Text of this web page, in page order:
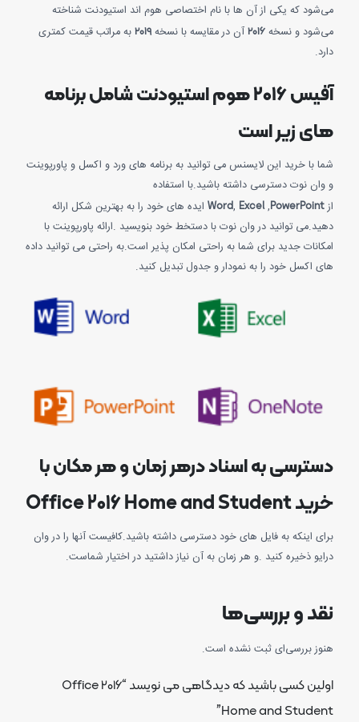
می‌شود که یکی از آن ها با نام اختصاصی هوم اند استیودنت شناخته
می‌شود و نسخه۲۰۱۶آن در مقایسه با نسخه۲۰۱۹به مراتب قیمت کمتری
دارد.
آفیس ۲۰۱۶ هوم استیودنت شامل برنامه
های زیر است
شما با خرید این لایسنس می توانید به برنامه های ورد و اکسل و پاورپوینت
و وان نوت دسترسی داشته باشید.با استفاده
از
Word, Excel,PowerPoint
ایده های خود را به بهترین شکل ارائه
دهید.می توانید در وان نوت با دستخط خود بنویسید .ارائه پاورپوینت با
امکانات جدید برای شما به راحتی امکان پذیر است.به راحتی می توانید داده
های اکسل خود را به نمودار و جدول تبدیل کنید.
دسترسی به اسناد درهر زمان و هر مکان با
خرید Office 2016 Home and Student
برای اینکه به فایل های خود دسترسی داشته باشید.کافیست آنها را در وان
درایو ذخیره کنید .و هر زمان به آن نیاز داشتید در اختیار شماست.
نقد و بررسی‌ها
هنوز بررسی‌ای ثبت نشده است.
اولین کسی باشید که دیدگاهی می نویسد “Office 2016
Home and Student”